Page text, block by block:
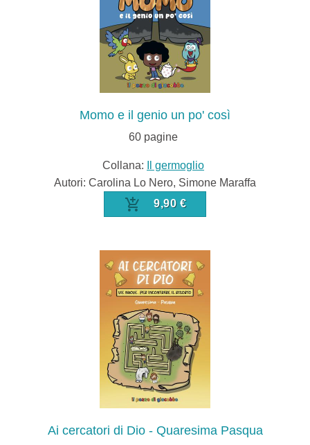
Momo e il genio un po' così
60 pagine
Collana:
Il germoglio
Autori: Carolina Lo Nero, Simone Maraffa
9,90 €
Ai cercatori di Dio - Quaresima Pasqua